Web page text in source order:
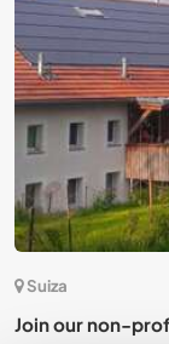
Suiza
Join our non-